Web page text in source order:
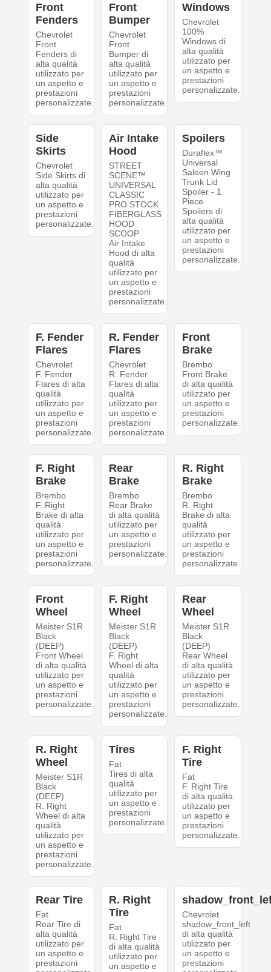
Front
Fenders
Chevrolet
Front
Fenders di
alta qualità
utilizzato per
un aspetto e
prestazioni
personalizzate.
Front
Bumper
Chevrolet
Front
Bumper di
alta qualità
utilizzato per
un aspetto e
prestazioni
personalizzate.
Windows
Chevrolet
100%
Windows di
alta qualità
utilizzato per
un aspetto e
prestazioni
personalizzate.
Side
Skirts
Chevrolet
Side Skirts di
alta qualità
utilizzato per
un aspetto e
prestazioni
personalizzate.
Air Intake
Hood
STREET
SCENE™
UNIVERSAL
CLASSIC
PRO STOCK
FIBERGLASS
HOOD
SCOOP
Air Intake
Hood di alta
qualità
utilizzato per
un aspetto e
prestazioni
personalizzate.
Spoilers
Duraflex™
Universal
Saleen Wing
Trunk Lid
Spoiler - 1
Piece
Spoilers di
alta qualità
utilizzato per
un aspetto e
prestazioni
personalizzate.
F. Fender
Flares
Chevrolet
F. Fender
Flares di alta
qualità
utilizzato per
un aspetto e
prestazioni
personalizzate.
R. Fender
Flares
Chevrolet
R. Fender
Flares di alta
qualità
utilizzato per
un aspetto e
prestazioni
personalizzate.
Front
Brake
Brembo
Front Brake
di alta qualità
utilizzato per
un aspetto e
prestazioni
personalizzate.
F. Right
Brake
Brembo
F. Right
Brake di alta
qualità
utilizzato per
un aspetto e
prestazioni
personalizzate.
Rear
Brake
Brembo
Rear Brake
di alta qualità
utilizzato per
un aspetto e
prestazioni
personalizzate.
R. Right
Brake
Brembo
R. Right
Brake di alta
qualità
utilizzato per
un aspetto e
prestazioni
personalizzate.
Front
Wheel
Meister S1R
Black
(DEEP)
Front Wheel
di alta qualità
utilizzato per
un aspetto e
prestazioni
personalizzate.
F. Right
Wheel
Meister S1R
Black
(DEEP)
F. Right
Wheel di alta
qualità
utilizzato per
un aspetto e
prestazioni
personalizzate.
Rear
Wheel
Meister S1R
Black
(DEEP)
Rear Wheel
di alta qualità
utilizzato per
un aspetto e
prestazioni
personalizzate.
R. Right
Wheel
Meister S1R
Black
(DEEP)
R. Right
Wheel di alta
qualità
utilizzato per
un aspetto e
prestazioni
personalizzate.
Tires
Fat
Tires di alta
qualità
utilizzato per
un aspetto e
prestazioni
personalizzate.
F. Right
Tire
Fat
F. Right Tire
di alta qualità
utilizzato per
un aspetto e
prestazioni
personalizzate.
Rear Tire
Fat
Rear Tire di
alta qualità
utilizzato per
un aspetto e
prestazioni
R. Right
Tire
Fat
R. Right Tire
di alta qualità
utilizzato per
un aspetto e
Chevrolet
shadow_front_left
di alta qualità
utilizzato per
un aspetto e
prestazioni